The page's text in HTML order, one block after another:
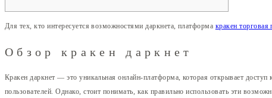
Для тех, кто интересуется возможностями даркнета, платформа кракен торговая
Обзор кракен даркнет
Кракен даркнет — это уникальная онлайн-платформа, которая открывает
пользователей. Однако, стоит понимать, как правильно использовать эти